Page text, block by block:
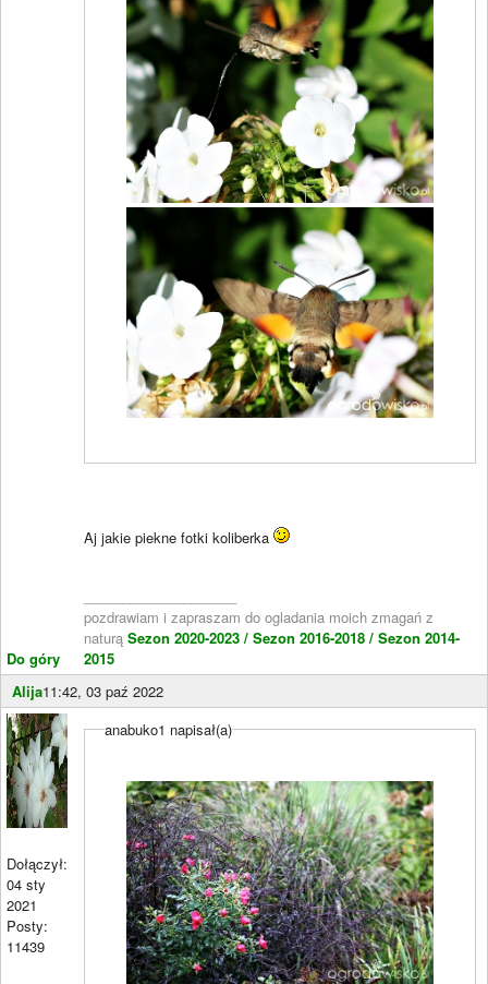
Do góry
Aj jakie piekne fotki koliberka
pozdrawiam i zapraszam do ogladania moich zmagań z
naturą Sezon 2020-2023 / Sezon 2016-2018 / Sezon 2014-
2015
Alija11:42, 03 paź 2022
Dołączył:
04 sty
2021
Posty:
11439
anabuko1 napisał(a)